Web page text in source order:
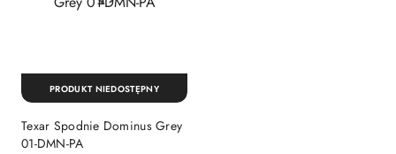
Texar Spodnie Dominus Grey
01-DMN-PA
PRODUKT NIEDOSTĘPNY